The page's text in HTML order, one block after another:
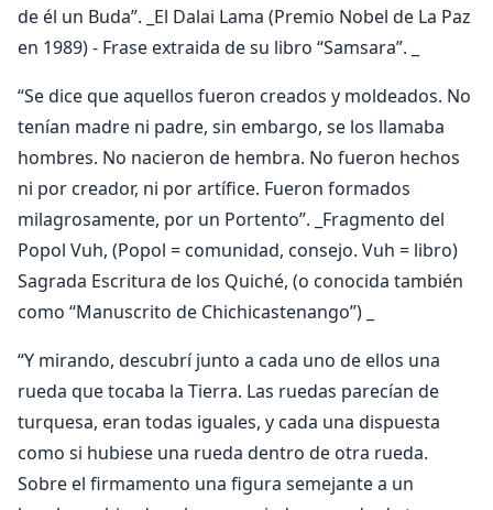
de él un Buda”. _El Dalai Lama (Premio Nobel de La Paz
en 1989) - Frase extraida de su libro “Samsara”. _
“Se dice que aquellos fueron creados y moldeados. No
tenían madre ni padre, sin embargo, se los llamaba
hombres. No nacieron de hembra. No fueron hechos
ni por creador, ni por artífice. Fueron formados
milagrosamente, por un Portento”. _Fragmento del
Popol Vuh, (Popol = comunidad, consejo. Vuh = libro)
Sagrada Escritura de los Quiché, (o conocida también
como “Manuscrito de Chichicastenango”) _
“Y mirando, descubrí junto a cada uno de ellos una
rueda que tocaba la Tierra. Las ruedas parecían de
turquesa, eran todas iguales, y cada una dispuesta
como si hubiese una rueda dentro de otra rueda.
Sobre el firmamento una figura semejante a un